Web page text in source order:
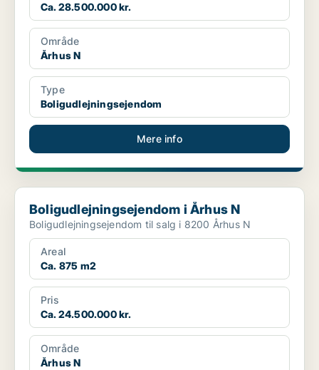
Ca. 28.500.000 kr.
Område
Århus N
Type
Boligudlejningsejendom
Mere info
Boligudlejningsejendom i Århus N
Boligudlejningsejendom i Århus N
Boligudlejningsejendom til salg i 8200 Århus N
Areal
Ca. 875 m2
Pris
Ca. 24.500.000 kr.
Område
Århus N